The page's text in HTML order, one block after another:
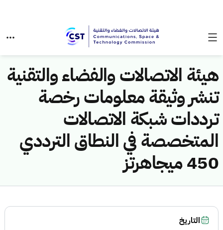
هيئة الاتصالات والفضاء والتقنية
تنشر وثيقة معلومات رخصة
ترددات شبكة الاتصالات
المتخصصة في النطاق الترددي
450 ميجاهرتز
التاريخ